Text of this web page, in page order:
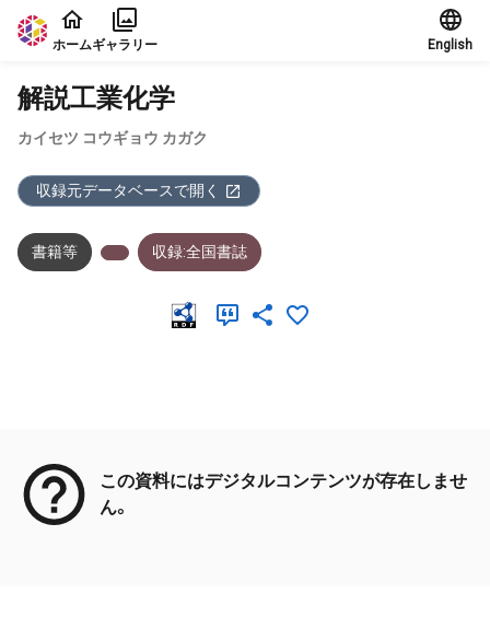
本文に飛ぶ
ホームギャラリー English
解説工業化学
カイセツ コウギョウ カガク
収録元データベースで開く
書籍等 収録:全国書誌
この資料にはデジタルコンテンツが存在しませ
ん。